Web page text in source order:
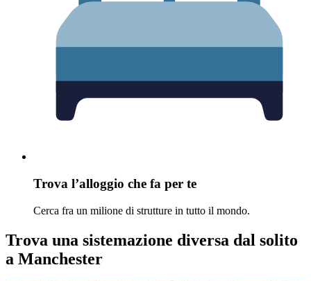
Trova l’alloggio che fa per te
Cerca fra un milione di strutture in tutto il mondo.
Trova una sistemazione diversa dal solito
a Manchester